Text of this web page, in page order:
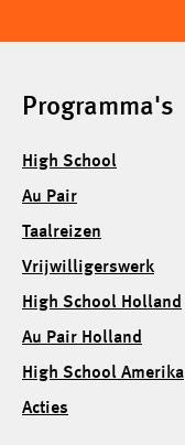
Programma's
High School
Au Pair
Taalreizen
Vrijwilligerswerk
High School Holland
Au Pair Holland
High School Amerika
Acties